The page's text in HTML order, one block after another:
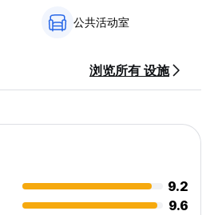
公共活动室
浏览所有 设施
9.2
9.6